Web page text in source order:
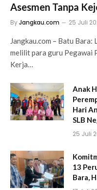
Asesmen Tanpa
ByJangkau.com 25 Juli
Jangkau.com – Batu
melilit para guru Pegawai
Kerja…
Anak
Hari
SLB
25 Juli
13
Bara,